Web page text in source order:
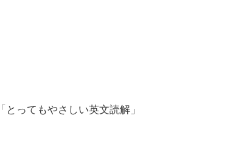
「とってもやさしい英文読解」